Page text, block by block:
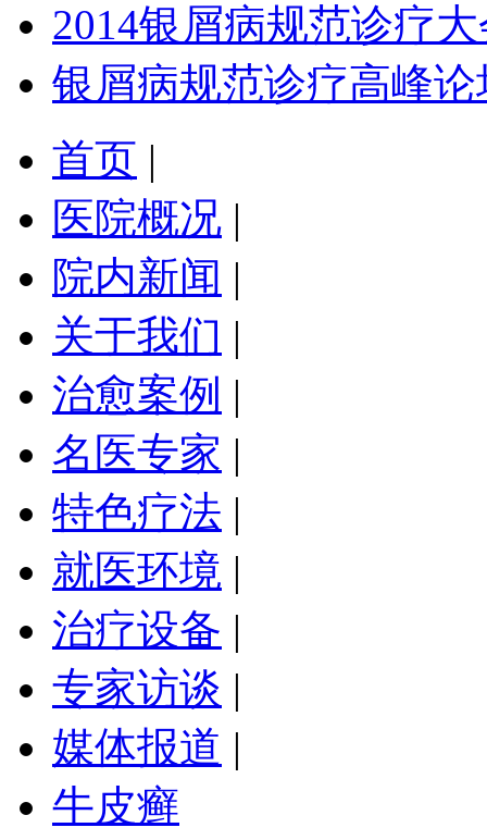
2014银屑病规范诊疗
银屑病规范诊疗高峰
首页 |
医院概况 |
院内新闻 |
关于我们 |
治愈案例 |
名医专家 |
特色疗法 |
就医环境 |
治疗设备 |
专家访谈 |
媒体报道 |
牛皮癣